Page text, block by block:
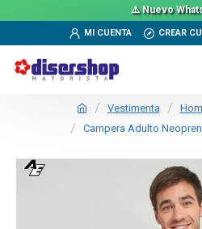
⚠️ Nuevo
MI CUENTA CREAR
Vestimenta
Campera Adulto
TEXTTRANSPARENTE